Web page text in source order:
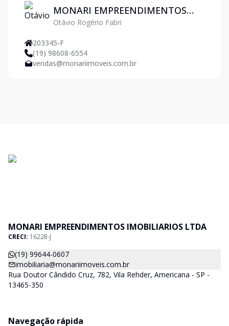
MONARI EMPREENDIMENTOS
IMOBILIARIOS LTDA
Otávio Rogério Fabri
203345-F
(19) 98608-6554
vendas@monariimoveis.com.br
MONARI EMPREENDIMENTOS IMOBILIARIOS LTDA
CRECI: 16228-J
(19) 99644-0607
imobiliaria@monariimoveis.com.br
Rua Doutor Cândido Cruz, 782, Vila Rehder, Americana - SP -
13465-350
Navegação rápida